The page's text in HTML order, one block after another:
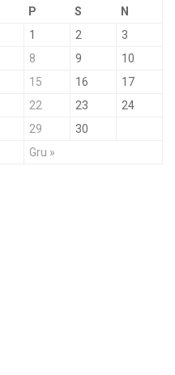
P S N
Gru »
1 2
3
8 9
10
15 16
17
22 23
24
29 30